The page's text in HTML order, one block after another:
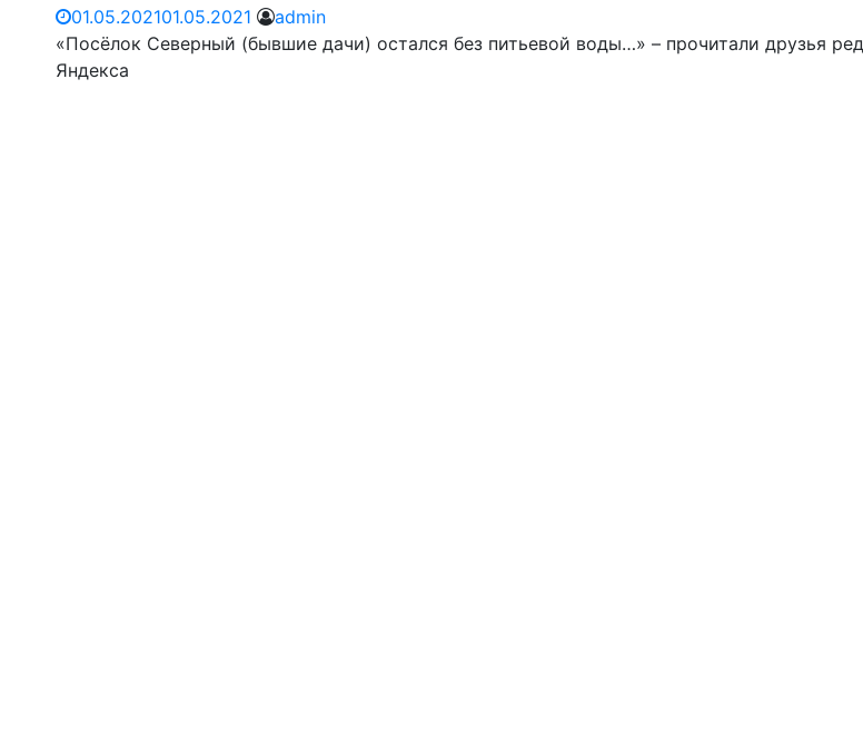
01.05.202101.05.2021
admin
«Посёлок Северный (бывшие дачи) остался без питьевой воды…» – прочитали друзья
Яндекса